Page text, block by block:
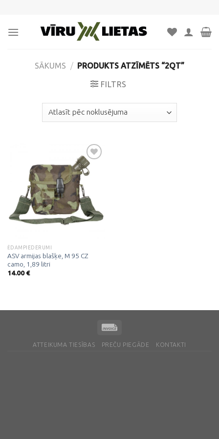
content
SĀKUMS / PRODUKTS ATZĪMĒTS “2QT”
FILTRS
Pievienot
vēlmju
sarakstam
ĒDAMPIEDERUMI
ASV armijas blašķe, M 95 CZ
camo, 1,89 litri
14.00€
ATTEIKUMA TIESĪBAS PREČU PIEGĀDE KONTAKTI